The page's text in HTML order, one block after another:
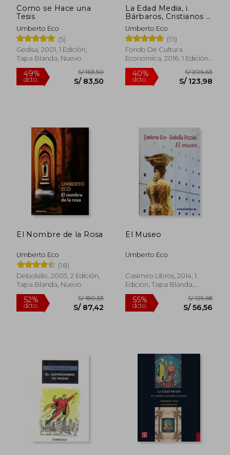
55%
dcto. S/ 76,53
55%
dcto. S/
Como se Hace una
Tesis
Umberto Eco
(5)
Gedisa, 2001, 1 Edición,
Tapa Blanda, Nuevo
La Edad Media, i.
Bárbaros, Cristianos y
Musulmanes
Umberto Eco
(15)
Fondo De Cultura
Economica, 2016, 1 Edición,
Tapa Blanda, Nuevo
El Nombre de la Rosa
Umberto Eco
(18)
Debolsillo, 2003, 2 Edición,
Tapa Blanda, Nuevo
El Museo
Umberto Eco
Casimiro Libros, 2014, 1
Edición, Tapa Blanda,
Nuevo